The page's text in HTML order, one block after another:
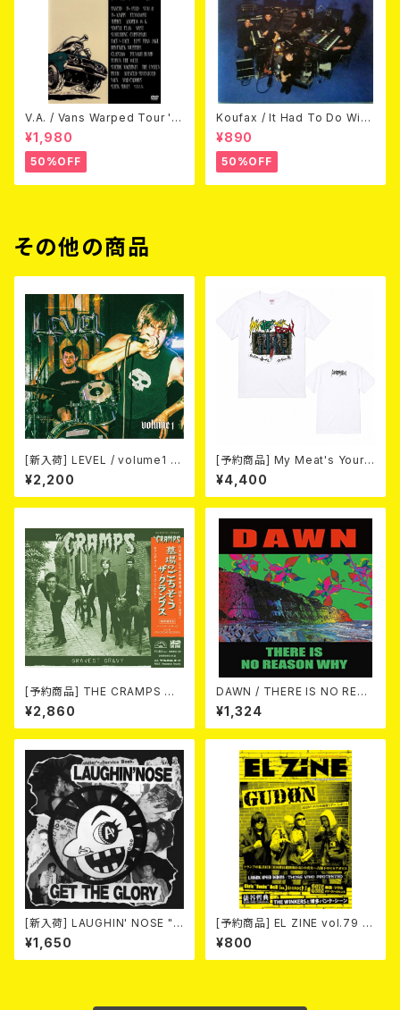
V.A. / Vans Warped Tour '0
3 (DVD)
¥1,980
50%OFF
Koufax / It Had To Do With
Love (CD)
¥890
50%OFF
その他の商品
[新入荷] LEVEL / volume1 DI
SCOGRAPHY 2021-2026 (D
IGIPACK CD)
¥2,200
[予約商品] My Meat's Your
Poison -あんたにゃ毒でもオイ
ラにゃ薬- (White) 熊本地震 復
興支援T-shirt 2026年8月末
¥4,400
[予約商品] THE CRAMPS ザ・
クランプス / Gravest Gravy
（墓場のごちそう）(CD) 2026.8
月下旬
¥2,860
DAWN / THERE IS NO REAS
¥1,324
[新入荷] LAUGHIN' NOSE "G
ET THE GLORY" (CD)
¥1,650
[予約商品] EL ZINE vol.79 8
月25日発売予定
¥800